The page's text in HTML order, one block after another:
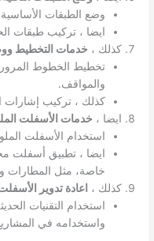
وضع الطبقات الأساسية
ايضا ، تركيب طبقات
كذلك ، خدمات التخطيط
تخطيط الخطوط
والمواقف.
كذلك ، تركيب إشارات
ايضا ، خدمات الأسفلت
استخدام الأسفلت
ايضا ، تطبيق أسفلت
خاصة، مثل المطارات
كذلك ، اعادة تدوير
استخدام التقنيات
واستخدامه في